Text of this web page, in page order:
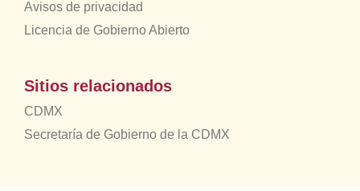
Avisos de privacidad
Licencia de Gobierno Abierto
Sitios relacionados
CDMX
Secretaría de Gobierno de la CDMX